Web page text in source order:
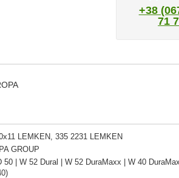
+38
71
LEMKEN, 335 2231 LEMKEN
GROUP
50 | W 52 Dural | W 52 DuraMaxx | W 40